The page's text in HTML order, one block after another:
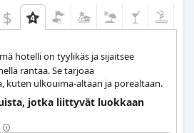
alueilla on tarvetta parannuksiin, jotta
täyttyisi. Potentiaalisten
odotuksiaan ja ottaa huomioon, että
vankan kolmen tähden
tason, neljän tähden kokemuksen,
ehdotetaan.
$
hotelli on tyylikäs ja sijaitsee
rantaa. Se tarjoaa
kuten ulkouima-altaan ja porealtaan.
jotka liittyvät luokkaan